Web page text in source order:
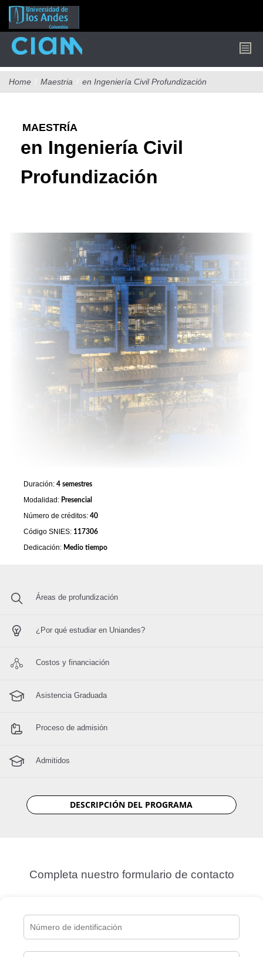
Pasar
contenido
principal
Home / Maestria / en Ingeniería Civil Profundización
MAESTRÍA
en Ingeniería Civil
Profundización
Duración: 4 semestres
Modalidad: Presencial
Número de créditos: 40
Código SNIES: 117306
Dedicación: Medio tiempo
Áreas de profundización
¿Por qué estudiar en Uniandes?
Costos y financiación
Asistencia Graduada
Proceso de admisión
Admitidos
DESCRIPCIÓN DEL PROGRAMA
Completa nuestro formulario de contacto